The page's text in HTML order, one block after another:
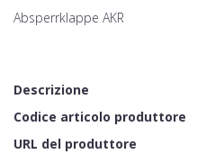
Absperrklappe AKR
Descrizione
Codice articolo produttore
URL del produttore